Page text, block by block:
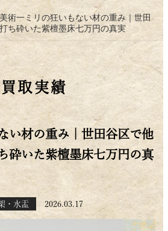
術一ミリの狂いもない材の重み｜世田
ち砕いた紫檀墨床七万円の真実
買取実績
い材の重み｜世田谷区で他
砕いた紫檀墨床七万円の真
・水盂 2026.03.17